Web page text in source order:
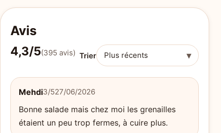
Avis
4,3/5(395 avis) Trier ▾
Mehdi3/527/06/2026
Bonne salade mais chez moi les grenailles
étaient un peu trop fermes, à cuire plus.